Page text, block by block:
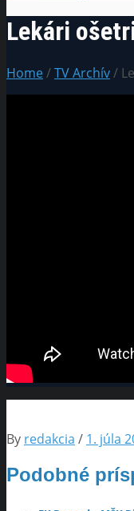
Lekári
Home/TV Archív/
By redakcia / 1. júla
Podobné